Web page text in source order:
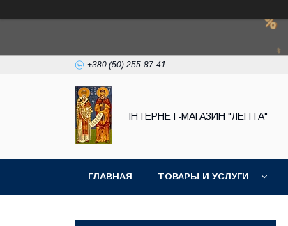
+380 (50) 255-87-41
IНТЕРНЕТ-МАГАЗИН "ЛЕПТА"
ГЛАВНАЯ ТОВАРЫ И УСЛУГИ